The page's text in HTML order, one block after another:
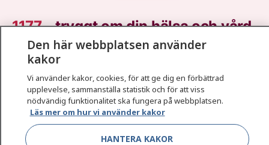
1177–tryggt om din hälsa och vård
På 1177.se får du råd om hälsa och information om
Logga in för att läsa din journal och göra dina
vårdärenden. Ring telefonnummer 1177 för
sjukvårdsrådgivning dygnet runt.
1177 ger dig råd när du vill må bättre.
Den här webbplatsen använder
kakor
Vi använder kakor, cookies, för att ge dig en förbättrad
upplevelse, sammanställa statistik och för att viss
nödvändig funktionalitet ska fungera på webbplatsen.
Läs mer om hur vi använder kakor
HANTERA KAKOR